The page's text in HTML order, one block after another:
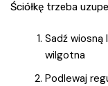
Ściółkę trzeba
Sadź
wilgotna
Podlewaj